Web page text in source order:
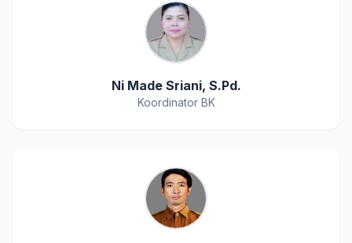
Ni Made Sriani, S.Pd.
Koordinator BK